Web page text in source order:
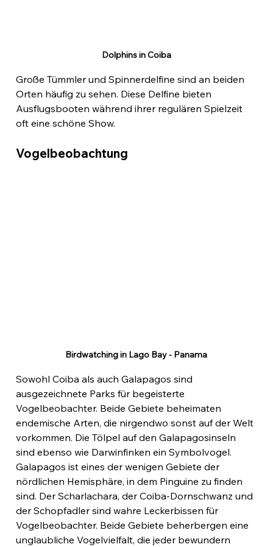
Dolphins in Coiba
Große Tümmler und Spinnerdelfine sind an beiden
Orten häufig zu sehen. Diese Delfine bieten
Ausflugsbooten während ihrer regulären Spielzeit
oft eine schöne Show.
Vogelbeobachtung
Birdwatching in Lago Bay - Panama
Sowohl Coiba als auch Galapagos sind
ausgezeichnete Parks für begeisterte
Vogelbeobachter. Beide Gebiete beheimaten
endemische Arten, die nirgendwo sonst auf der Welt
vorkommen. Die Tölpel auf den Galapagosinseln
sind ebenso wie Darwinfinken ein Symbolvogel.
Galapagos ist eines der wenigen Gebiete der
nördlichen Hemisphäre, in dem Pinguine zu finden
sind. Der Scharlachara, der Coiba-Dornschwanz und
der Schopfadler sind wahre Leckerbissen für
Vogelbeobachter. Beide Gebiete beherbergen eine
unglaubliche Vogelvielfalt, die jeder bewundern